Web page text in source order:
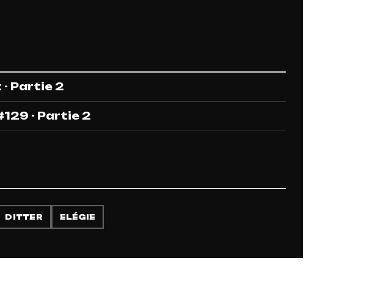
Partie 2
- Partie 2
DITTER ELÉGIE